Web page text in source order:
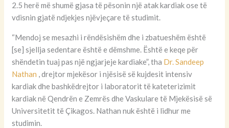
2.5 herë më shumë gjasa të pësonin një atak kardiak ose të
vdisnin gjatë ndjekjes njëvjeçare të studimit.
“Mendoj se mesazhi i rëndësishëm dhe i zbatueshëm është
[se]sjellja sedentare është e dëmshme. Është e keqe për
shëndetin tuaj pas një ngjarjeje kardiake”, tha Dr. Sandeep
Nathan , drejtor mjekësor i njësisë së kujdesit intensiv
kardiak dhe bashkëdrejtor i laboratorit të kateterizimit
kardiak në Qendrën e Zemrës dhe Vaskulare të Mjekësisë së
Universitetit të Çikagos. Nathan nuk është i lidhur me
studimin.